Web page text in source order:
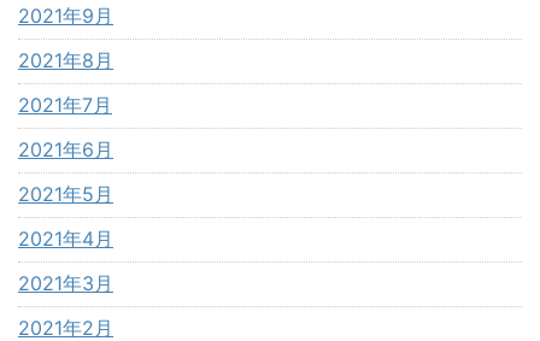
2021年9月
2021年8月
2021年7月
2021年6月
2021年5月
2021年4月
2021年3月
2021年2月